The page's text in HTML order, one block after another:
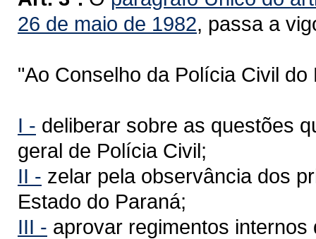
26 de maio de 1982, passa a
"Ao Conselho da Polícia Civil
I - deliberar sobre as questões
geral de Polícia Civil;
II - zelar pela observância dos
Estado do Paraná;
III - aprovar regimentos